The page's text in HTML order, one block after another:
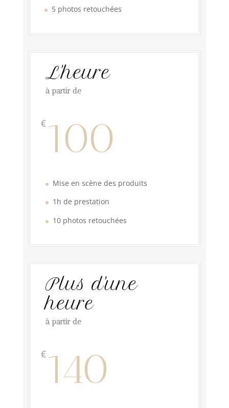
5 photos retouchées
L'heure
à partir de
€100
Mise en scène des produits
1h de prestation
10 photos retouchées
Plus d'une
heure
à partir de
€140